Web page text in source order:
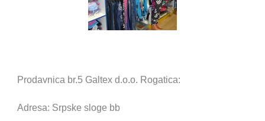
Prodavnica br.5 Galtex d.o.o. Rogatica:
Adresa: Srpske sloge bb